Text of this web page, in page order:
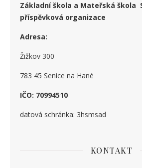
Základní škola a Mateřská škola
příspěvková organizace
Adresa:
Žižkov 300
783 45 Senice na Hané
IČO: 70994510
datová schránka: 3hsmsad
KONTAKT